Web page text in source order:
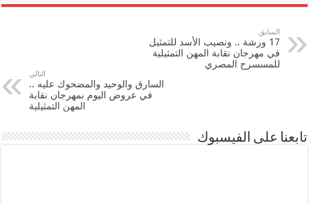
السابق
17 ورشة .. ونصيب الأسد للتمثيل
في مهرجان نقابة المهن التمثيلية
للمسسرح المصري
التالي
السارق والوحيد والمضحوك عليه ..
في عروض اليوم بمهرجان نقابة
المهن التمثيلية
تابعنا على الفيسبوك